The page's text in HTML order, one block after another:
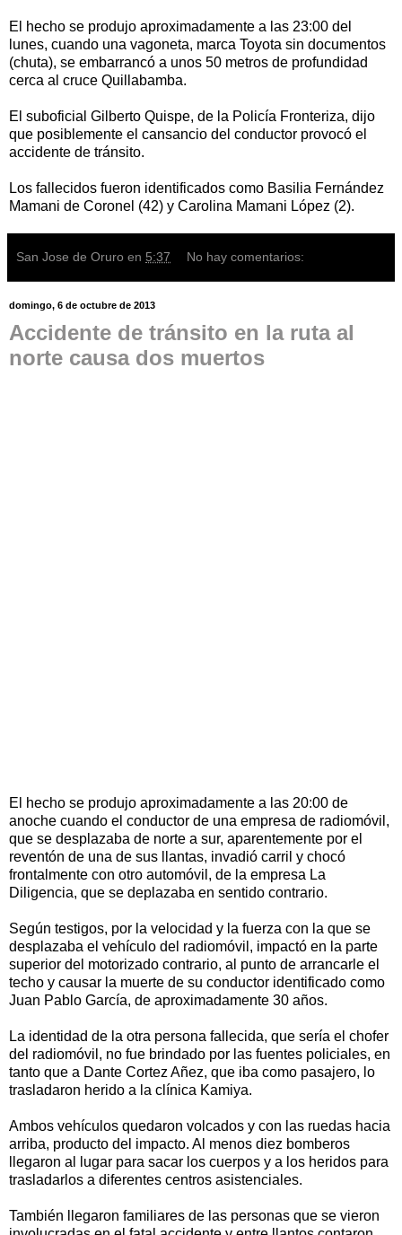
El hecho se produjo aproximadamente a las 23:00 del
lunes, cuando una vagoneta, marca Toyota sin documentos
(chuta), se embarrancó a unos 50 metros de profundidad
cerca al cruce Quillabamba.
El suboficial Gilberto Quispe, de la Policía Fronteriza, dijo
que posiblemente el cansancio del conductor provocó el
accidente de tránsito.
Los fallecidos fueron identificados como Basilia Fernández
Mamani de Coronel (42) y Carolina Mamani López (2).
San Jose de Oruro en 5:37 No hay comentarios:
domingo, 6 de octubre de 2013
Accidente de tránsito en la ruta al
norte causa dos muertos
El hecho se produjo aproximadamente a las 20:00 de
anoche cuando el conductor de una empresa de radiomóvil,
que se desplazaba de norte a sur, aparentemente por el
reventón de una de sus llantas, invadió carril y chocó
frontalmente con otro automóvil, de la empresa La
Diligencia, que se deplazaba en sentido contrario.
Según testigos, por la velocidad y la fuerza con la que se
desplazaba el vehículo del radiomóvil, impactó en la parte
superior del motorizado contrario, al punto de arrancarle el
techo y causar la muerte de su conductor identificado como
Juan Pablo García, de aproximadamente 30 años.
La identidad de la otra persona fallecida, que sería el chofer
del radiomóvil, no fue brindado por las fuentes policiales, en
tanto que a Dante Cortez Añez, que iba como pasajero, lo
trasladaron herido a la clínica Kamiya.
Ambos vehículos quedaron volcados y con las ruedas hacia
arriba, producto del impacto. Al menos diez bomberos
llegaron al lugar para sacar los cuerpos y a los heridos para
trasladarlos a diferentes centros asistenciales.
También llegaron familiares de las personas que se vieron